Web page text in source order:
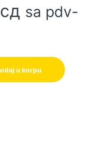
sa pdv-
Makita količina
u korpu